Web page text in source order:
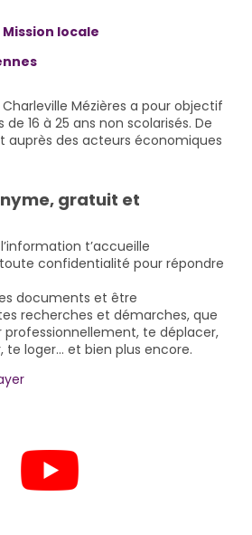
Mission locale
Charleville Mézières a pour objectif
de 16 à 25 ans non scolarisés. De
auprès des acteurs économiques
gratuit et
t’accueille
confidentialité pour répondre
documents et être
recherches et démarches, que
professionnellement, te déplacer,
te loger… et bien plus encore.